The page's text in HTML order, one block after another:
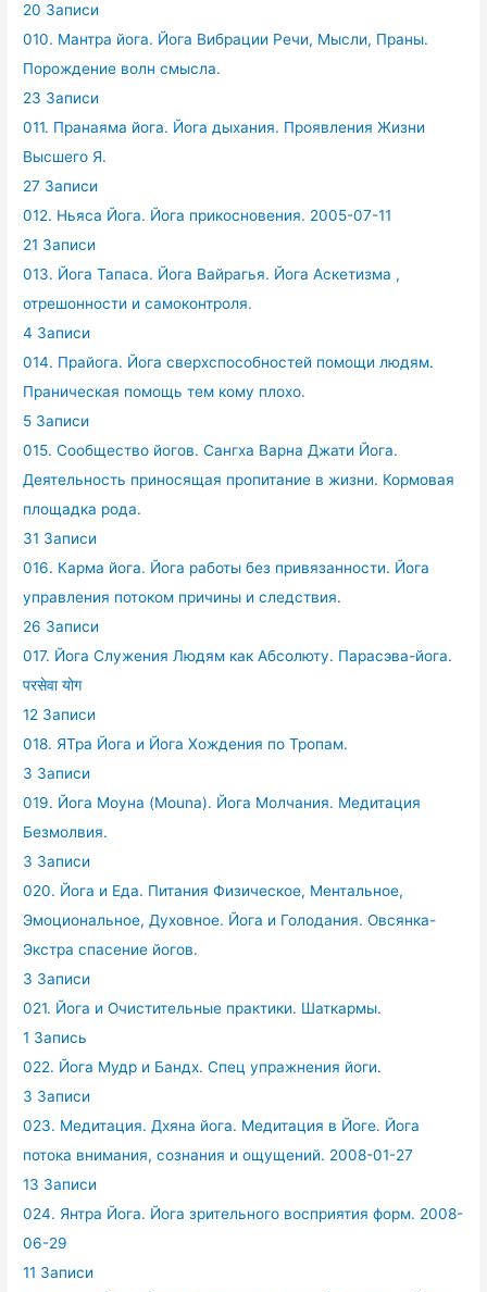
20 Записи
010. Мантра йога. Йога Вибрации Речи, Мысли, Праны.
Порождение волн смысла.
23 Записи
011. Пранаяма йога. Йога дыхания. Проявления Жизни
Высшего Я.
27 Записи
012. Ньяса Йога. Йога прикосновения. 2005-07-11
21 Записи
013. Йога Тапаса. Йога Вайрагья. Йога Аскетизма ,
отрешонности и самоконтроля.
4 Записи
014. Прайога. Йога сверхспособностей помощи людям.
Праническая помощь тем кому плохо.
5 Записи
015. Сообщество йогов. Сангха Варна Джати Йога.
Деятельность приносящая пропитание в жизни. Кормовая
площадка рода.
31 Записи
016. Карма йога. Йога работы без привязанности. Йога
управления потоком причины и следствия.
26 Записи
017. Йога Служения Людям как Абсолюту. Парасэва-йога.
परसेवा योग
12 Записи
018. ЯТра Йога и Йога Хождения по Тропам.
3 Записи
019. Йога Моуна (Mouna). Йога Молчания. Медитация
Безмолвия.
3 Записи
020. Йога и Еда. Питания Физическое, Ментальное,
Эмоциональное, Духовное. Йога и Голодания. Овсянка-
Экстра спасение йогов.
3 Записи
021. Йога и Очистительные практики. Шаткармы.
1 Запись
022. Йога Мудр и Бандх. Спец упражнения йоги.
3 Записи
023. Медитация. Дхяна йога. Медитация в Йоге. Йога
потока внимания, сознания и ощущений. 2008-01-27
13 Записи
024. Янтра Йога. Йога зрительного восприятия форм. 2008-
06-29
11 Записи